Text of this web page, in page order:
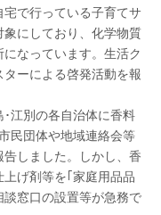
で行っている子育てサ
にしており、化学物質
なっています。生活ク
ーによる啓発活動を報
江別の各自治体に香料
民団体や地域連絡会等
しました。しかし、香
げ剤等を｢家庭用品品
窓口の設置等が急務で